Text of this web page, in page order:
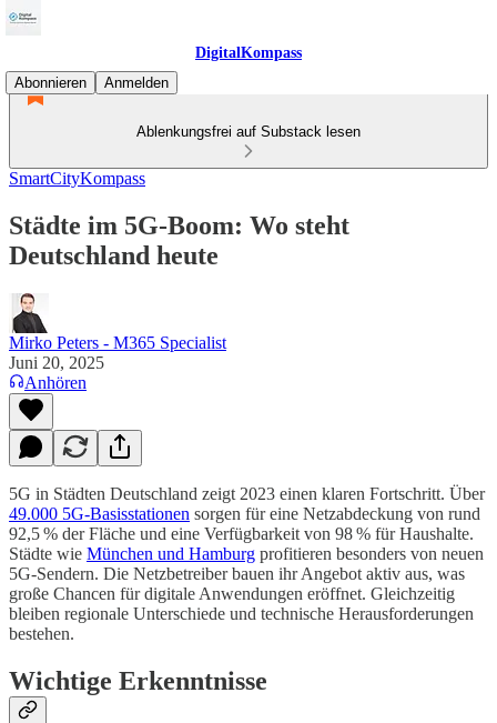
DigitalKompass
Abonnieren
Anmelden
Ablenkungsfrei auf Substack lesen
SmartCityKompass
Städte im 5G-Boom: Wo steht
Deutschland heute
Mirko Peters - M365 Specialist
Juni 20, 2025
Anhören
5G in Städten Deutschland zeigt 2023 einen klaren Fortschritt. Über
49.000 5G-Basisstationen sorgen für eine Netzabdeckung von rund
92,5 % der Fläche und eine Verfügbarkeit von 98 % für Haushalte.
Städte wie München und Hamburg profitieren besonders von neuen
5G-Sendern. Die Netzbetreiber bauen ihr Angebot aktiv aus, was
große Chancen für digitale Anwendungen eröffnet. Gleichzeitig
bleiben regionale Unterschiede und technische Herausforderungen
bestehen.
Wichtige Erkenntnisse